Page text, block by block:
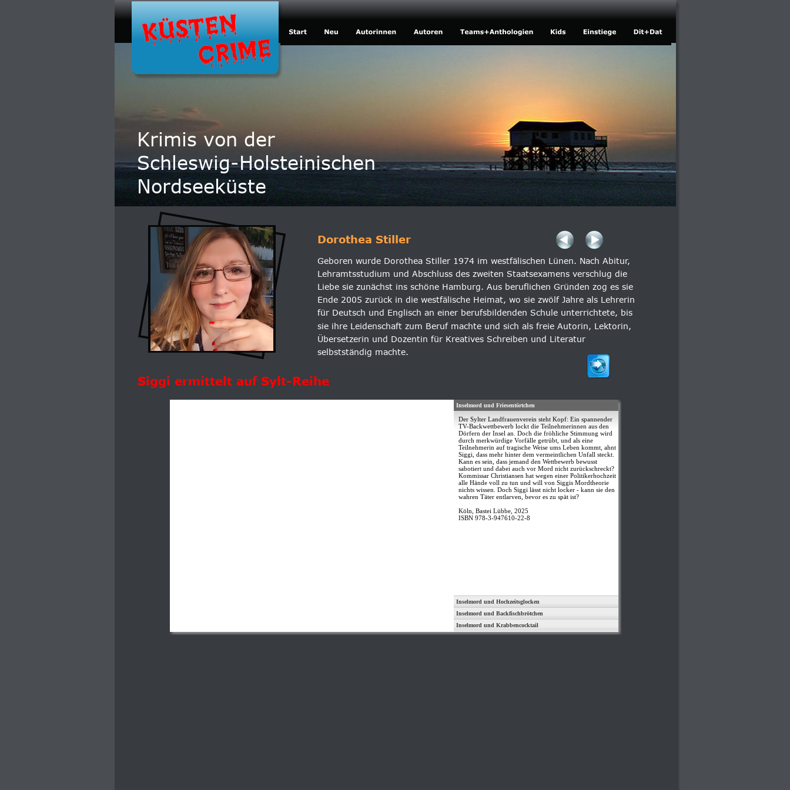
Krimis von der
Schleswig-Holsteinischen
Nordseeküste
Dorothea Stiller
Geboren wurde Dorothea Stiller 1974 im westfälischen Lünen. Nach Abitur,
Lehramtsstudium und Abschluss des zweiten Staatsexamens verschlug die
Liebe sie zunächst ins schöne Hamburg. Aus beruflichen Gründen zog es sie
Ende 2005 zurück in die westfälische Heimat, wo sie zwölf Jahre als Lehrerin
für Deutsch und Englisch an einer berufsbildenden Schule unterrichtete, bis
sie ihre Leidenschaft zum Beruf machte und sich als freie Autorin, Lektorin,
Übersetzerin und Dozentin für Kreatives Schreiben und Literatur
selbstständig machte.
Siggi ermittelt auf Sylt-Reihe
Inselmord und Friesentörtchen
Der Sylter Landfrauenverein steht Kopf: Ein spannender
TV-Backwettbewerb lockt die Teilnehmerinnen aus den
Dörfern der Insel an. Doch die fröhliche Stimmung wird
durch merkwürdige Vorfälle getrübt, und als eine
Teilnehmerin auf tragische Weise ums Leben kommt, ahnt
Siggi, dass mehr hinter dem vermeintlichen Unfall steckt.
Kann es sein, dass jemand den Wettbewerb bewusst
sabotiert und dabei auch vor Mord nicht zurückschreckt?
Kommissar Christiansen hat wegen einer Politikerhochzeit
alle Hände voll zu tun und will von Siggis Mordtheorie
nichts wissen. Doch Siggi lässt nicht locker - kann sie den
wahren Täter entlarven, bevor es zu spät ist?
Köln, Bastei Lübbe, 2025
ISBN 978-3-947610-22-8
Inselmord und Hochzeitsglocken
Inselmord und Backfischbrötchen
Inselmord und Krabbencocktail